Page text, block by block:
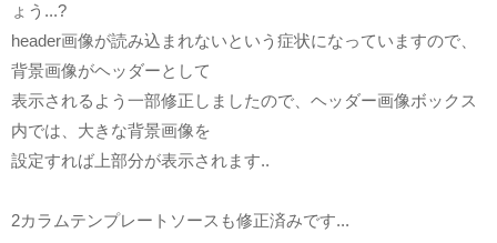
ょう...?
header画像が読み込まれないという症状になっていますので、
背景画像がヘッダーとして
表示されるよう一部修正しましたので、ヘッダー画像ボックス
内では、大きな背景画像を
設定すれば上部分が表示されます..
2カラムテンプレートソースも修正済みです...